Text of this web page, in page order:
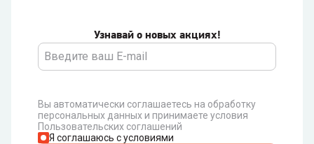
Узнавай о новых акциях!
Вы автоматически соглашаетесь на обработку
персональных данных и принимаете условия
Пользовательских соглашений
Я соглашаюсь с условиями